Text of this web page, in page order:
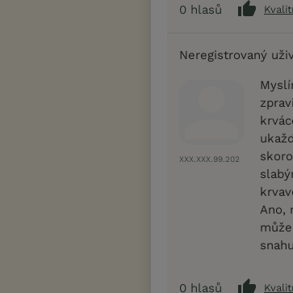
0 hlasů
Neregistrovaný
XXX.XXX.99.202
Ano,
0 hlasů